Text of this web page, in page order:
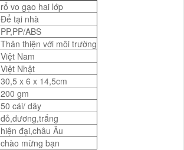
rổ vo gạo hai lớp
Để tại nhà
PP,PP/ABS
Thân thiện với môi trường
Việt Nam
Việt Nhật
30,5 x 6 x 14,5cm
200 gm
50 cái/ dây
đỏ,dương,trắng
hiện đại,châu Âu
chào mừng bạn